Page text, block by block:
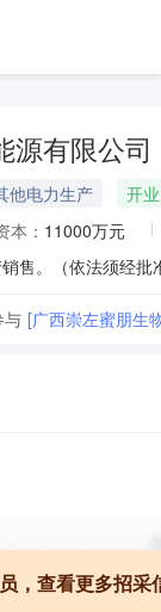
源有限公司
他电力生产
开业
本： 11000万元
售。（依法须经
与 [广西崇左蜜朋生
，查看更多招采